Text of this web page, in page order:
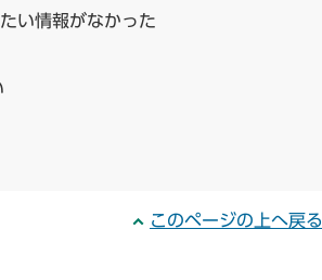
い情報がなかった
このページの上へ戻る